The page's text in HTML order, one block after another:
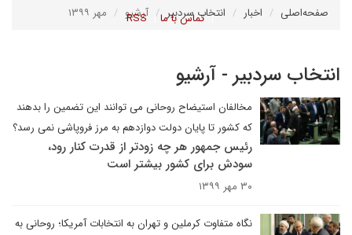
تماس با ما RSS صفحه‌اصلی اخبار انتخاب سردبیر آرشیو مهر ۱۳۹۹
انتخاب سردبیر - آرشیو
مخالفان استیضاح روحانی می توانند این تضمین را بدهند
که کشور تا پایان دولت دوازدهم به مرز فروپاشی نمی رسد؟
رئیس جمهور هر چه زودتر از قدرت کنار رود،
سودش برای کشور بیشتر است
۳۰ مهر ۱۳۹۹
نگاه متفاوت کرملین و تهران به انتخابات آمریکا؛ روحانی به